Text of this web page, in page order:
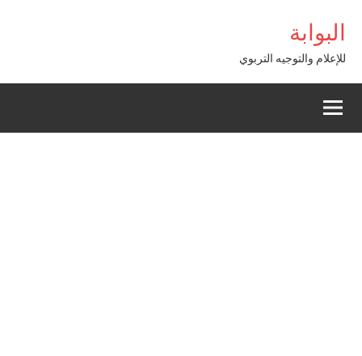
contenu
البوابة
للإعلام والتوجيه التربوي